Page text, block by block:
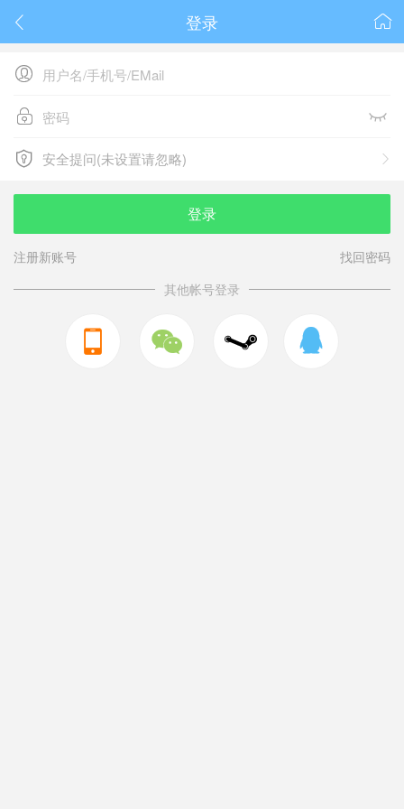
 
登录

 
 
安全提问(未设置请忽略)
安全提问(未设置请忽略)
登录
注册新账号
找回密码
其他帐号登录
  